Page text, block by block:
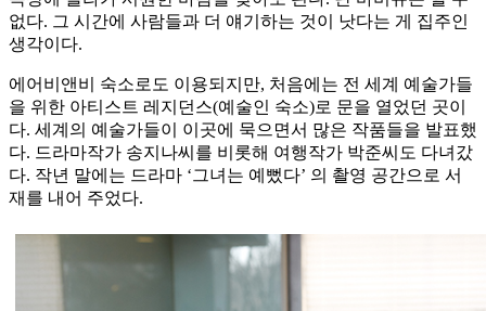
없다. 그 시간에 사람들과 더 얘기하는 것이 낫다는 게 집주인
생각이다.
에어비앤비 숙소로도 이용되지만, 처음에는 전 세계 예술가들
을 위한 아티스트 레지던스(예술인 숙소)로 문을 열었던 곳이
다. 세계의 예술가들이 이곳에 묵으면서 많은 작품들을 발표했
다. 드라마작가 송지나씨를 비롯해 여행작가 박준씨도 다녀갔
다. 작년 말에는 드라마 ‘그녀는 예뻤다’ 의 촬영 공간으로 서
재를 내어 주었다.